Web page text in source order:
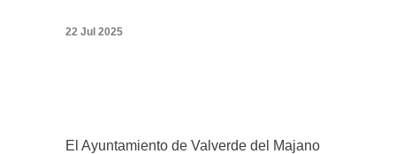
22 Jul 2025
El Ayuntamiento de Valverde del Majano